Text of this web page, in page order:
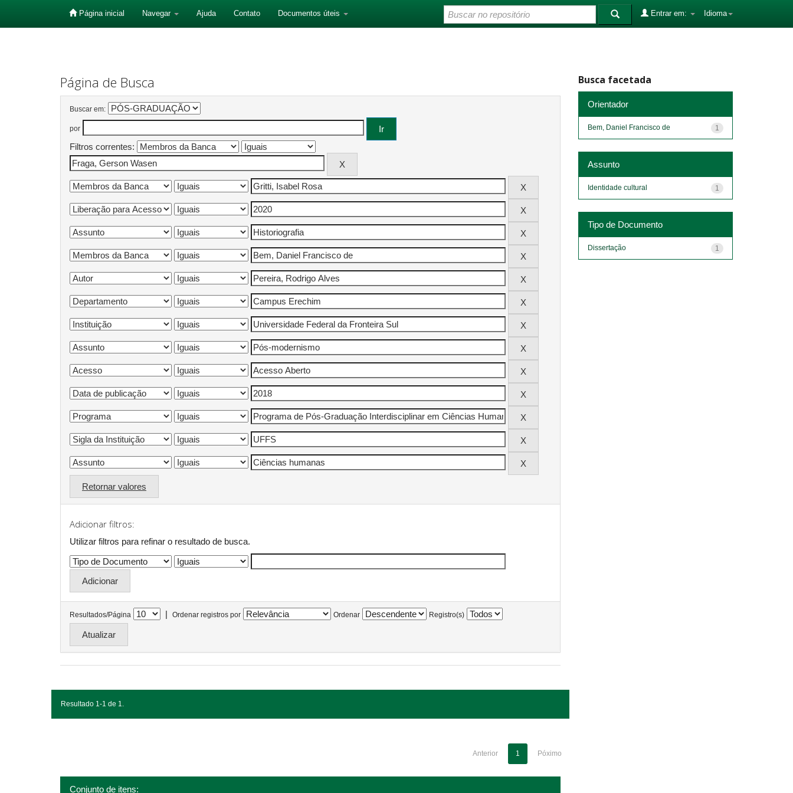
Página inicial Navegar Ajuda Contato Documentos úteis Idioma
Entrar em:
Página de Busca
Buscar em:
por
Filtros correntes:
Retornar valores
Adicionar filtros:
Utilizar filtros para refinar o resultado de busca.
Resultados/Página | Ordenar registros por Ordenar Registro(s)
Resultado 1-1 de 1.
Anterior 1 Póximo
Conjunto de itens:
Busca facetada
Orientador
1
Bem, Daniel Francisco de
Assunto
1
Identidade cultural
Tipo de Documento
1
Dissertação